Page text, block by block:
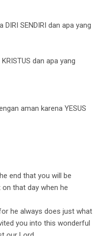
SENDIRI dan apa yang
dan apa yang
aman karena YESUS
end that you will be
that day when he
he always does just what
you into this wonderful